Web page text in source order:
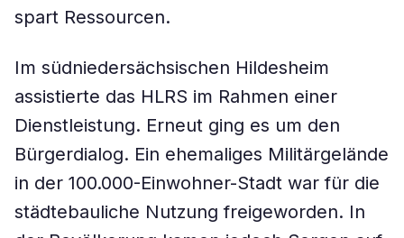
spart Ressourcen.
Im südniedersächsischen Hildesheim
assistierte das HLRS im Rahmen einer
Dienstleistung. Erneut ging es um den
Bürgerdialog. Ein ehemaliges Militärgelände
in der 100.000-Einwohner-Stadt war für die
städtebauliche Nutzung freigeworden. In